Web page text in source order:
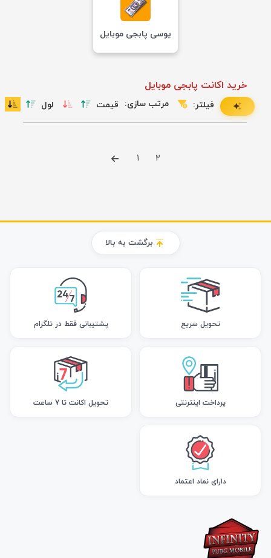
یوسی پابجی موبایل
خرید اکانت پابجی موبایل
فیلتر: مرتب سازی: قیمت لول
1 2
برگشت به بالا
تحویل سریع پشتیبانی فقط در تلگرام
پرداخت اینترنتی تحویل اکانت تا 7 ساعت
دارای نماد اعتماد